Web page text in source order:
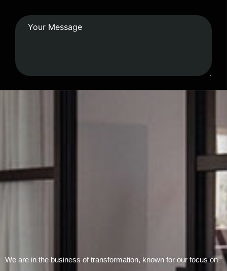
We are in the business of transformation, known for our focus on